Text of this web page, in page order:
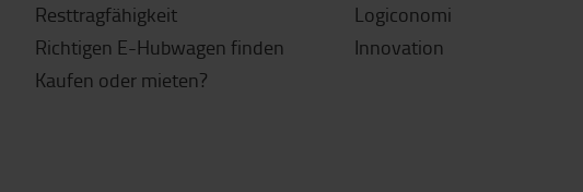
Resttragfähigkeit
Richtigen E-Hubwagen finden
Kaufen oder mieten?
Logiconomi
Innovation